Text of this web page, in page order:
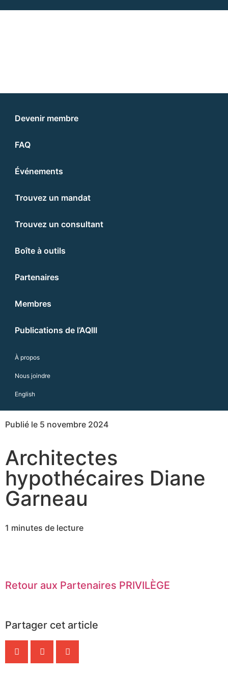
Devenir membre
FAQ
Événements
Trouvez un mandat
Trouvez un consultant
Boîte à outils
Partenaires
Membres
Publications de l’AQIII
À propos
Nous joindre
English
Publié le 5 novembre 2024
Architectes
hypothécaires Diane
Garneau
1 minutes de lecture
Retour aux Partenaires PRIVILÈGE
Partager cet article